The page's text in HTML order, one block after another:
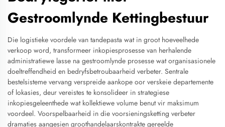
Gestroomlynde Kettingbestuur
Die logistieke voordele van tandepasta wat in groot hoeveelhede
verkoop word, transformeer inkopiesprosesse van herhalende
administratiewe lasse na gestroomlynde prosesse wat organisasionele
doeltreffendheid en bedryfsbetroubaarheid verbeter. Sentrale
bestelsisteme vervang verspreide aankope oor verskeie departemente
of lokasies, deur vereistes te konsolideer in strategiese
inkopiesgeleenthede wat kollektiewe volume benut vir maksimum
voordeel. Voorspelbaarheid in die voorsieningsketting verbeter
dramaties aangesien groothandelaarskontrakte gereelde